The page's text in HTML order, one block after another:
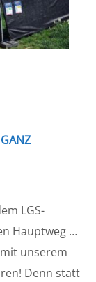
LGS-
Hauptweg …
unserem
Denn statt